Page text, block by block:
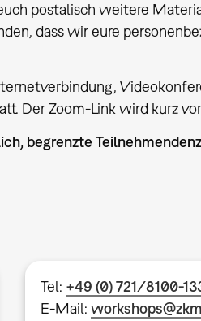
postalisch weitere
dass wir eure
Der Zoom-Link wird kurz
begrenzte
Tel: +49 (0) 721/8100-
E-Mail: